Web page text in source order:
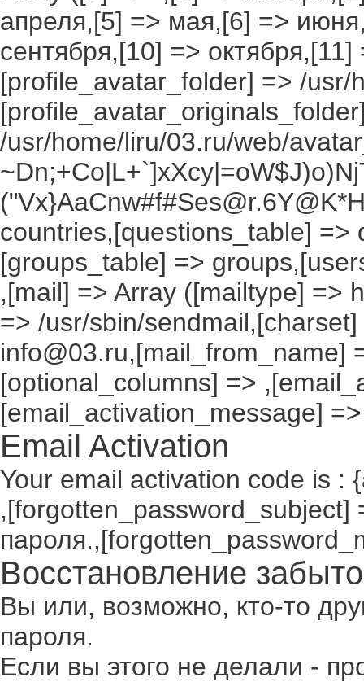
апреля,[5] => мая,[6] =>
сентября,[10] =>
[profile_avatar_folder] => /
/usr/home/liru/03.ru/web/
countries,[questions_table]
[groups_table] =>
,[mail] => Array ([mailtype] =>
=> /usr/sbin/
info@03.ru,[mail_from_name]
[optional_columns] =>
[email_activation_message] =>
Email Activation
Your email activation code is :
,[forgotten_password_subject]
Восстановление
Вы или, возможно, кто-то
пароля.
Если вы этого не делали -